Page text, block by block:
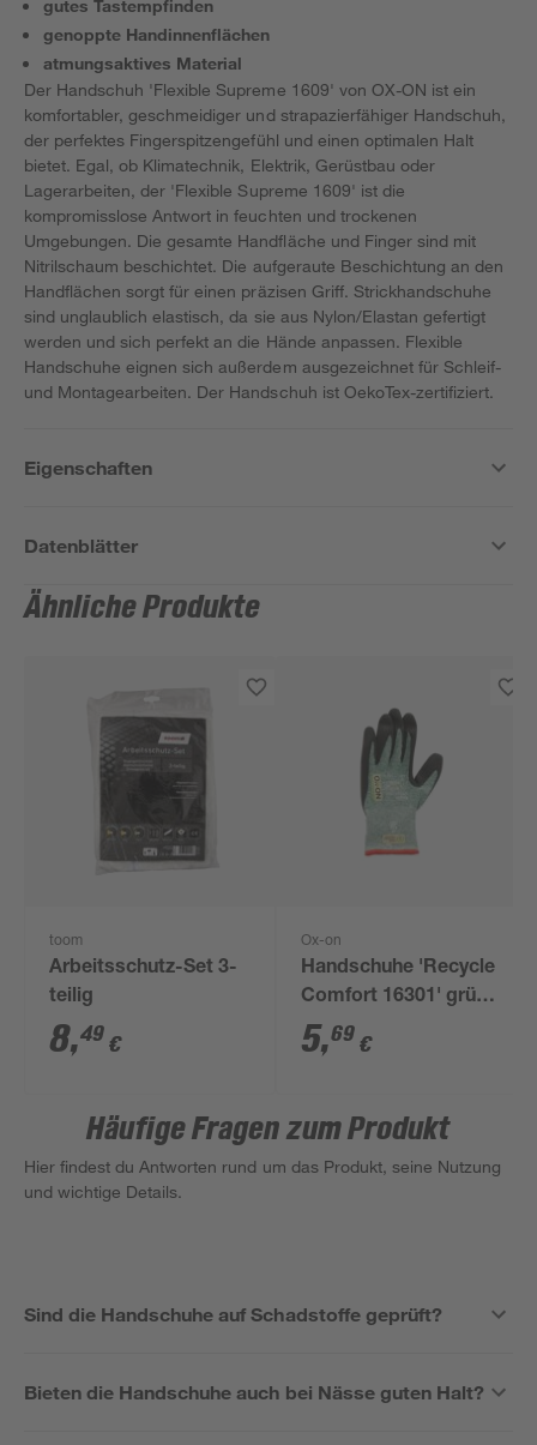
gutes Tastempfinden
genoppte Handinnenflächen
atmungsaktives Material
Der Handschuh 'Flexible Supreme 1609' von OX-ON ist ein
komfortabler, geschmeidiger und strapazierfähiger Handschuh,
der perfektes Fingerspitzengefühl und einen optimalen Halt
bietet. Egal, ob Klimatechnik, Elektrik, Gerüstbau oder
Lagerarbeiten, der 'Flexible Supreme 1609' ist die
kompromisslose Antwort in feuchten und trockenen
Umgebungen. Die gesamte Handfläche und Finger sind mit
Nitrilschaum beschichtet. Die aufgeraute Beschichtung an den
Handflächen sorgt für einen präzisen Griff. Strickhandschuhe
sind unglaublich elastisch, da sie aus Nylon/Elastan gefertigt
werden und sich perfekt an die Hände anpassen. Flexible
Handschuhe eignen sich außerdem ausgezeichnet für Schleif-
und Montagearbeiten. Der Handschuh ist OekoTex-zertifiziert.
Eigenschaften
Datenblätter
Ähnliche Produkte
toom
Arbeitsschutz-Set 3-
teilig
8,49 €
Ox-on
Handschuhe 'Recycle
Comfort 16301' grün
Gr. 10
5,69 €
Häufige Fragen zum Produkt
Hier findest du Antworten rund um das Produkt, seine Nutzung
und wichtige Details.
Sind die Handschuhe auf Schadstoffe geprüft?
Bieten die Handschuhe auch bei Nässe guten Halt?